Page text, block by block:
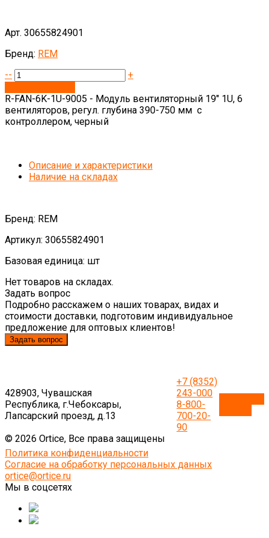
Арт. 30655824901
Бренд: REM
--
+
R-FAN-6K-1U-9005 - Модуль вентиляторный 19" 1U, 6
вентиляторов, регул. глубина 390-750 мм с
контроллером, черный
Описание и характеристики
Наличие на складах
Бренд: REM
Артикул: 30655824901
Базовая единица: шт
Нет товаров на складах.
Задать вопрос
Подробно расскажем о наших товарах, видах и
стоимости доставки, подготовим индивидуальное
предложение для оптовых клиентов!
Задать вопрос
428903, Чувашская
Республика, г.Чебоксары,
Лапсарский проезд, д.13
+7 (8352)
243-000
8-800-
700-20-
90
© 2026 Ortice, Все права защищены
Политика конфиденциальности
Согласие на обработку персональных данных
ortice@ortice.ru
Мы в соцсетях